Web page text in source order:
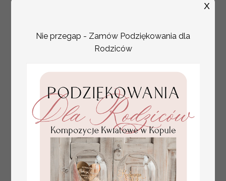
biznesowe kartki świąteczne z
logo, wycinane kartki
świąteczne ze wstążką
8.00 / 6.5 PLN
brutto / netto
Nie przegap - Zamów Podziękowania dla
Rodziców
X